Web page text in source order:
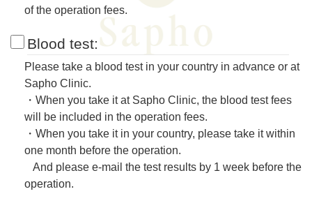
of the operation fees.
Blood test:
Please take a blood test in your country in advance or at
Sapho Clinic.
・When you take it at Sapho Clinic, the blood test fees
will be included in the operation fees.
・When you take it in your country, please take it within
one month before the operation.
And please e-mail the test results by 1 week before the
operation.